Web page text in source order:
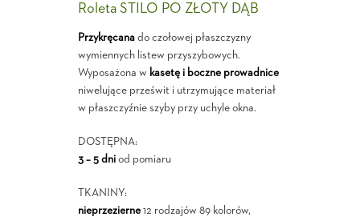
Roleta STILO PO ZŁOTY DĄB
Przykręcanado czołowej płaszczyzny
wymiennych listew przyszybowych.
Wyposażona w kasetę i boczne prowadnice
niwelujące prześwit i utrzymujące materiał
w płaszczyźnie szyby przy uchyle okna.
DOSTĘPNA:
3 – 5 dniod pomiaru
TKANINY:
nieprzezierne12 rodzajów 89 kolorów,